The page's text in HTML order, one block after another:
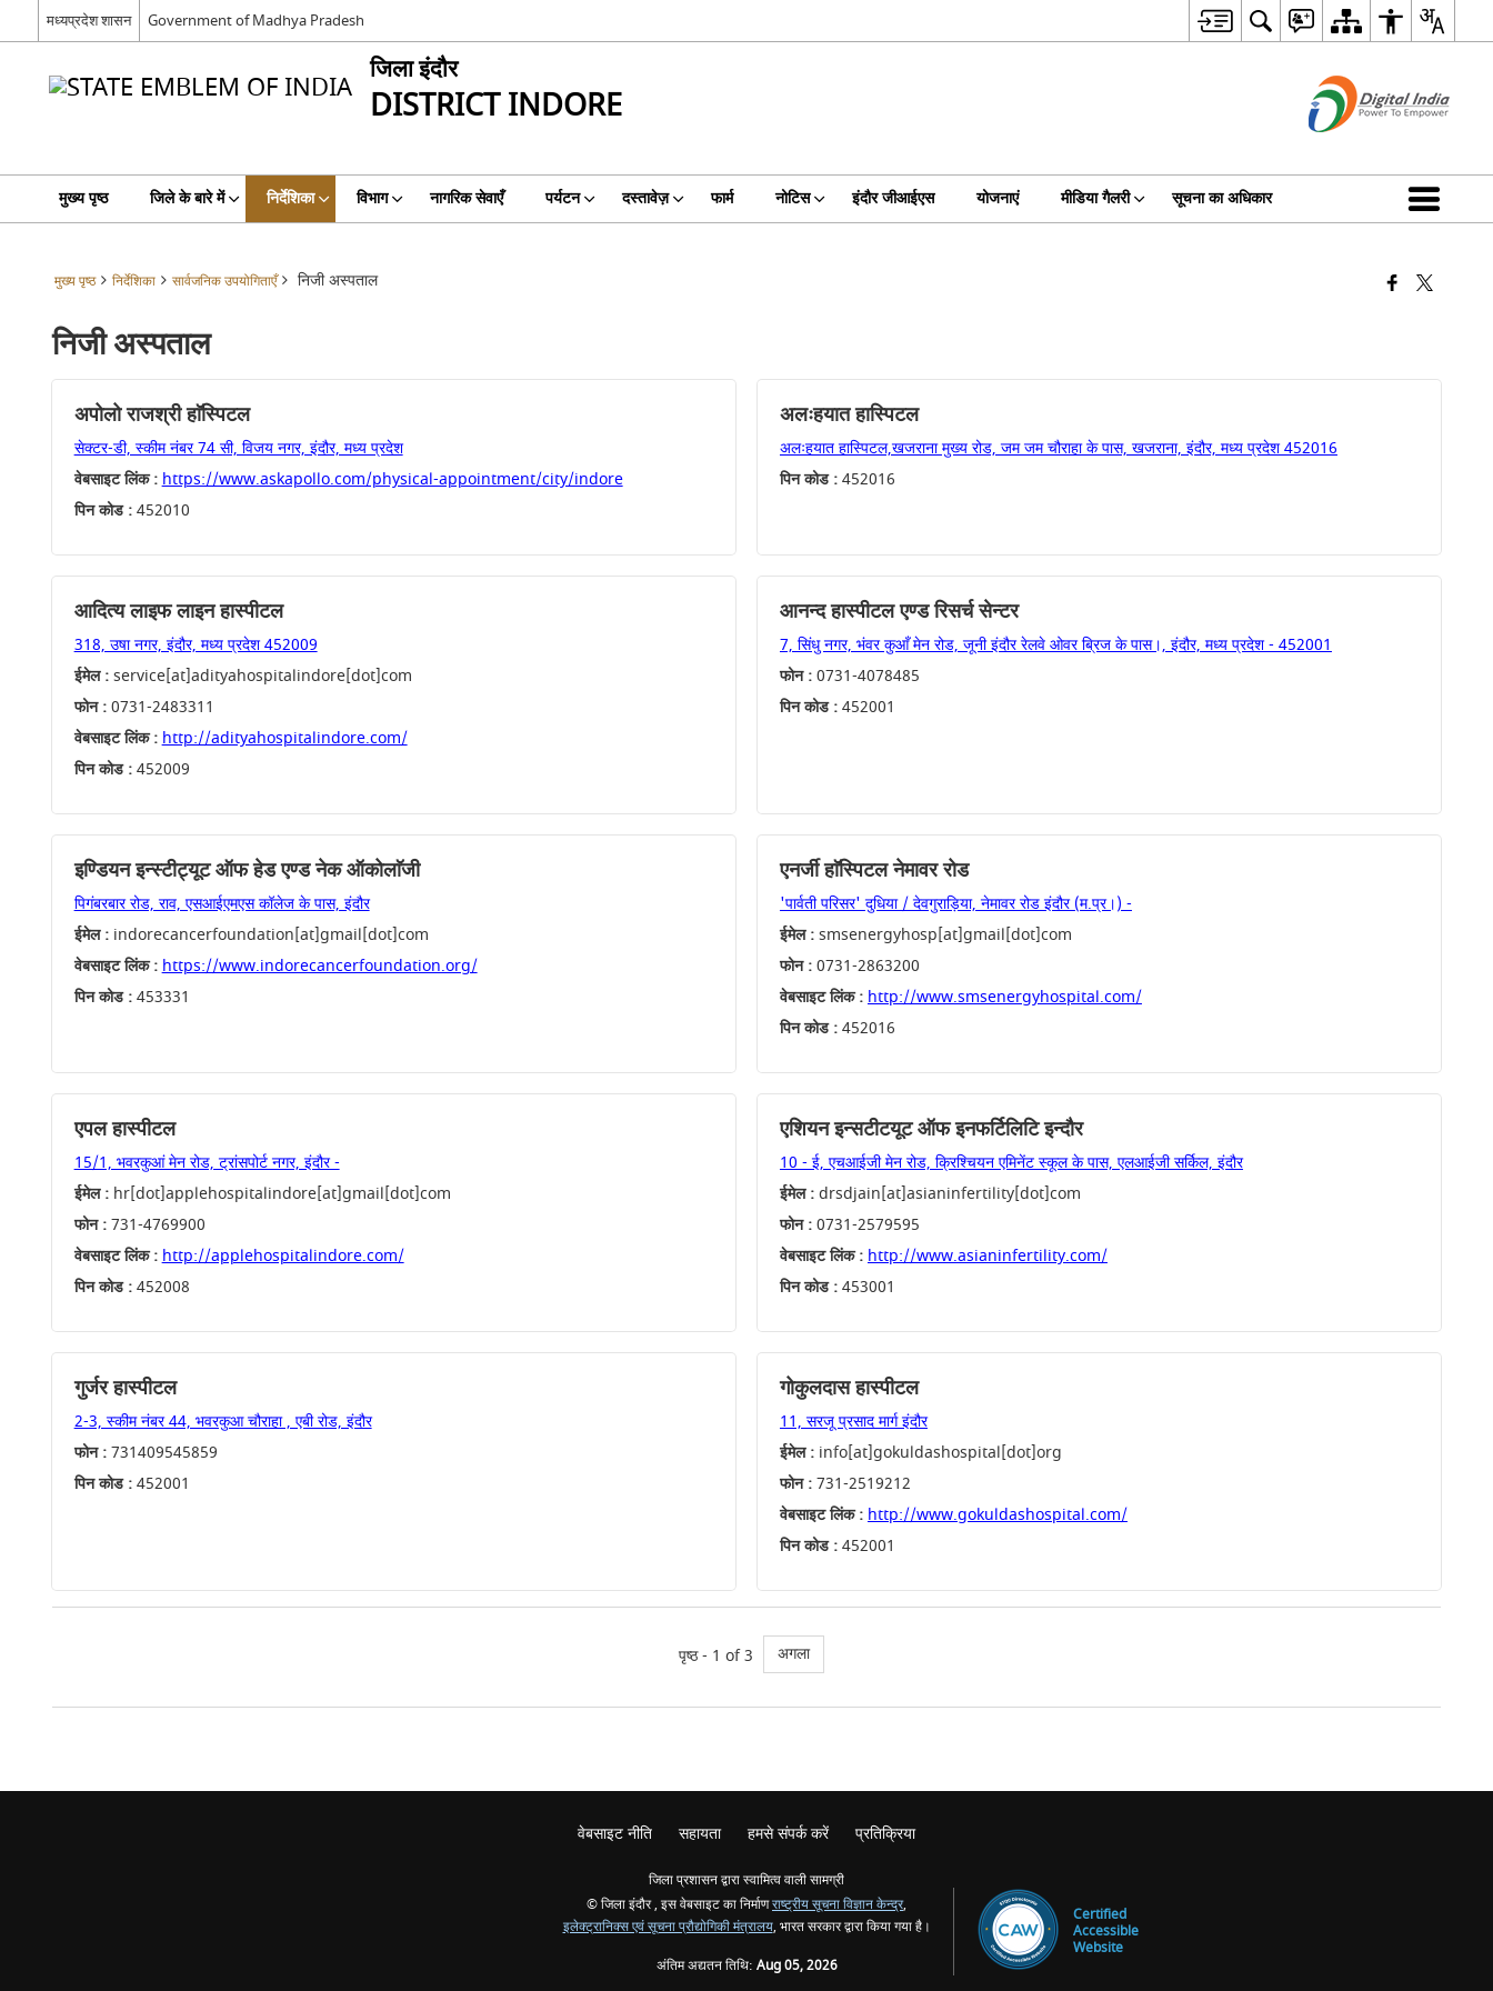
मध्यप्रदेश शासन Government of Madhya Pradesh
जिला इंदौर
DISTRICT INDORE
मुख्य पृष्ठ जिले के बारे में निर्देशिका विभाग नागरिक सेवाएँ पर्यटन दस्तावेज़ फार्म नोटिस इंदौर जीआईएस योजनाएं मीडिया गैलरी सूचना का अधिकार
मुख्य पृष्ठ निर्देशिका सार्वजनिक उपयोगिताएँ निजी अस्पताल
निजी अस्पताल
अपोलो राजश्री हाॅस्पिटल
सेक्टर-डी, स्कीम नंबर 74 सी, विजय नगर, इंदौर, मध्य प्रदेश
वेबसाइट लिंक : https://www.askapollo.com/physical-appointment/city/indore
पिन कोड :452010
अलःहयात हास्पिटल
अलःहयात हास्पिटल,खजराना मुख्य रोड, जम जम चौराहा के पास, खजराना, इंदौर, मध्य प्रदेश 452016
पिन कोड :452016
आदित्य लाइफ लाइन हास्पीटल
318, उषा नगर, इंदौर, मध्य प्रदेश 452009
ईमेल :service[at]adityahospitalindore[dot]com
फोन :0731-2483311
वेबसाइट लिंक : http://adityahospitalindore.com/
पिन कोड :452009
आनन्द हास्पीटल एण्ड रिसर्च सेन्टर
7, सिंधु नगर, भंवर कुआँ मेन रोड, जूनी इंदौर रेलवे ओवर ब्रिज के पास।, इंदौर, मध्य प्रदेश - 452001
फोन :0731-4078485
पिन कोड :452001
इण्डियन इन्स्टीट्यूट ऑफ हेड एण्ड नेक ऑकोलाॅजी
पिगंबरबार रोड, राव, एसआईएमएस कॉलेज के पास, इंदौर
ईमेल :indorecancerfoundation[at]gmail[dot]com
वेबसाइट लिंक : https://www.indorecancerfoundation.org/
पिन कोड :453331
एनर्जी हाॅस्पिटल नेमावर रोड
'पार्वती परिसर' दुधिया / देवगुराड़िया, नेमावर रोड इंदौर (म.प्र।) -
ईमेल :smsenergyhosp[at]gmail[dot]com
फोन :0731-2863200
वेबसाइट लिंक : http://www.smsenergyhospital.com/
पिन कोड :452016
एपल हास्पीटल
15/1, भवरकुआं मेन रोड, ट्रांसपोर्ट नगर, इंदौर -
ईमेल :hr[dot]applehospitalindore[at]gmail[dot]com
फोन :731-4769900
वेबसाइट लिंक : http://applehospitalindore.com/
पिन कोड :452008
एशियन इन्सटीटयूट ऑफ इनफर्टिलिटि इन्दौर
10 - ई, एचआईजी मेन रोड, क्रिश्चियन एमिनेंट स्कूल के पास, एलआईजी सर्किल, इंदौर
ईमेल :drsdjain[at]asianinfertility[dot]com
फोन :0731-2579595
वेबसाइट लिंक : http://www.asianinfertility.com/
पिन कोड :453001
गुर्जर हास्पीटल
2-3, स्कीम नंबर 44, भवरकुआ चौराहा , एबी रोड, इंदौर
फोन :731409545859
पिन कोड :452001
गोकुलदास हास्पीटल
11, सरजू प्रसाद मार्ग इंदौर
ईमेल :info[at]gokuldashospital[dot]org
फोन :731-2519212
वेबसाइट लिंक : http://www.gokuldashospital.com/
पिन कोड :452001
पृष्ठ - 1 of 3 अगला
वेबसाइट नीति सहायता हमसे संपर्क करें प्रतिक्रिया
जिला प्रशासन द्वारा स्वामित्व वाली सामग्री
© जिला इंदौर , इस वेबसाइट का निर्माणराष्ट्रीय सूचना विज्ञान केन्द्र,
इलेक्ट्रानिक्स एवं सूचना प्रौद्योगिकी मंत्रालय, भारत सरकार द्वारा किया गया है।
अंतिम अद्यतन तिथि: Aug 05, 2026
Certified
Accessible
Website